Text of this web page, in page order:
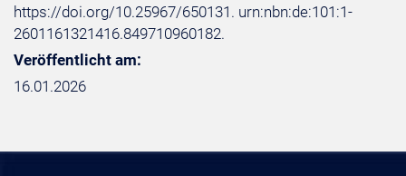
https://doi.org/10.25967/650131. urn:nbn:de:101:1-
2601161321416.849710960182.
Veröffentlicht am:
16.01.2026